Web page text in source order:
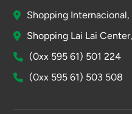
Shopping
Shopping Lai Lai
(0xx 595 61) 501 224
(0xx 595 61) 503 508